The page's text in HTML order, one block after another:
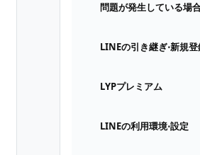
問題が発生している場
LINEの引き継ぎ⋅新規
LYPプレミアム
LINEの利用環境⋅設定